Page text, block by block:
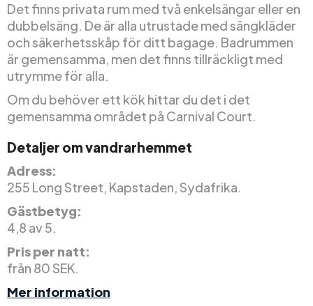
Det finns privata rum med två enkelsängar eller en
dubbelsäng. De är alla utrustade med sängkläder
och säkerhetsskåp för ditt bagage. Badrummen
är gemensamma, men det finns tillräckligt med
utrymme för alla.
Om du behöver ett kök hittar du det i det
gemensamma området på Carnival Court.
Detaljer om vandrarhemmet
Adress:
255 Long Street, Kapstaden, Sydafrika.
Gästbetyg:
4,8 av 5.
Pris per natt:
från 80 SEK.
Mer information